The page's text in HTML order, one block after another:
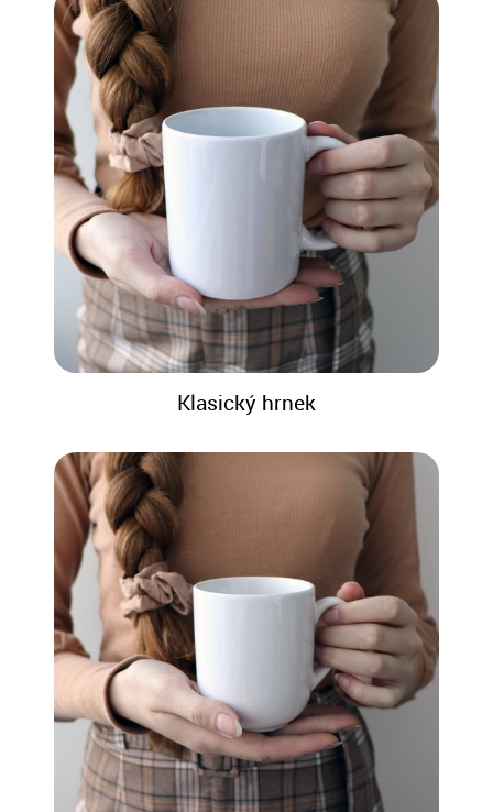
Klasický hrnek